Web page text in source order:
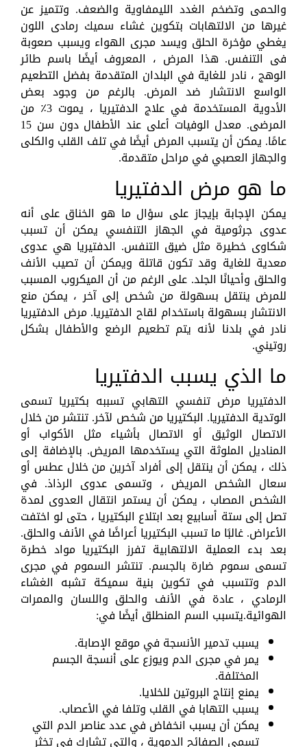
والحمى وتضخم الغدد الليمفاوية والضعف. وتتميز عن
غيرها من الالتهابات بتكوين غشاء سميك رمادى اللون
يغطي مؤخرة الحلق ويسد مجرى الهواء ويسبب صعوبة
فى التنفس. هذا المرض ، المعروف أيضًا باسم طائر
الوهج ، نادر للغاية في البلدان المتقدمة بفضل التطعيم
الواسع الانتشار ضد المرض. بالرغم من وجود بعض
الأدوية المستخدمة في علاج الدفتيريا ، يموت 3٪ من
المرضى. معدل الوفيات أعلى عند الأطفال دون سن 15
عامًا. يمكن أن يتسبب المرض أيضًا في تلف القلب والكلى
والجهاز العصبي في مراحل متقدمة.
ما هو مرض الدفتيريا
يمكن الإجابة بإيجاز على سؤال ما هو الخناق على أنه
عدوى جرثومية في الجهاز التنفسي يمكن أن تسبب
شكاوى خطيرة مثل ضيق التنفس. الدفتيريا هي عدوى
معدية للغاية وقد تكون قاتلة ويمكن أن تصيب الأنف
والحلق وأحيانًا الجلد. على الرغم من أن الميكروب المسبب
للمرض ينتقل بسهولة من شخص إلى آخر ، يمكن منع
الانتشار بسهولة باستخدام لقاح الدفتيريا. مرض الدفتيريا
نادر في بلدنا لأنه يتم تطعيم الرضع والأطفال بشكل
روتيني.
ما الذي يسبب الدفتيريا
الدفتيريا مرض تنفسي التهابي تسببه بكتيريا تسمى
الوتدية الدفتيريا. البكتيريا من شخص لآخر. تنتشر من خلال
الاتصال الوثيق أو الاتصال بأشياء مثل الأكواب أو
المناديل الملوثة التي يستخدمها المريض. بالإضافة إلى
ذلك ، يمكن أن ينتقل إلى أفراد آخرين من خلال عطس أو
سعال الشخص المريض ، وتسمى عدوى الرذاذ. في
الشخص المصاب ، يمكن أن يستمر انتقال العدوى لمدة
تصل إلى ستة أسابيع بعد ابتلاع البكتيريا ، حتى لو اختفت
الأعراض. غالبًا ما تسبب البكتيريا أعراضًا في الأنف والحلق.
بعد بدء العملية الالتهابية تفرز البكتيريا مواد خطرة
تسمى سموم ضارة بالجسم. تنتشر السموم في مجرى
الدم وتتسبب في تكوين بنية سميكة تشبه الغشاء
الرمادي ، عادة في الأنف والحلق واللسان والممرات
الهوائية.يتسبب السم المنطلق أيضًا في:
يسبب تدمير الأنسجة في موقع الإصابة.
يمر في مجرى الدم ويوزع على أنسجة الجسم
المختلفة.
يمنع إنتاج البروتين للخلايا.
يسبب التهابا في القلب وتلفا في الأعصاب.
يمكن أن يسبب انخفاض في عدد عناصر الدم التي
تسمى الصفائح الدموية ، والتي تشارك في تخثر